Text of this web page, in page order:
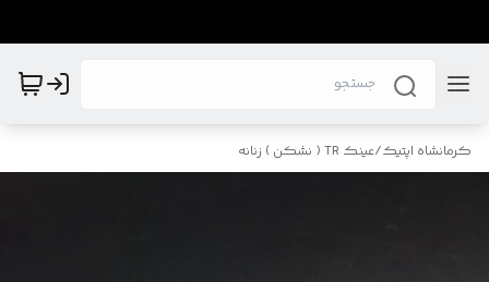
کرمانشاه اپتیک/عینک TR ( نشکن ) زنانه